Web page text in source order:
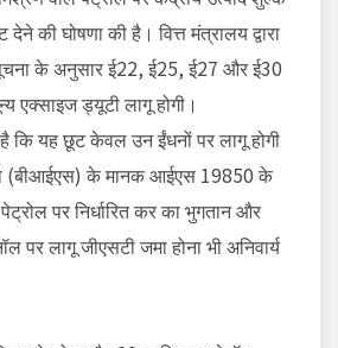
की घोषणा की है। वित्त मंत्रालय द्वारा
के अनुसार ई22, ई25, ई27 और ई30
एक्साइज ड्यूटी लागू होगी।
कि यह छूट केवल उन ईंधनों पर लागू होगी
(बीआईएस) के मानक आईएस 19850 के
पर निर्धारित कर का भुगतान और
पर लागू जीएसटी जमा होना भी अनिवार्य